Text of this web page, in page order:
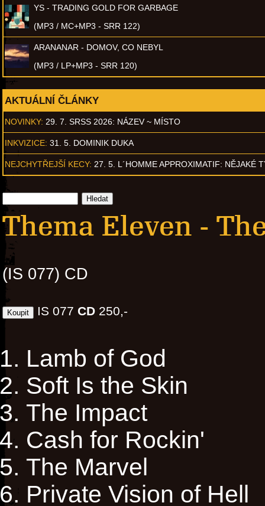
YS - TRADING GOLD FOR GARBAGE
(MP3 / MC+MP3 - SRR 122)
ARANANAR - DOMOV, CO NEBYL
(MP3 / LP+MP3 - SRR 120)
AKTUÁLNÍ ČLÁNKY
NOVINKY: 29. 7. SRSS 2026: NÁZEV ~ MÍSTO
INKVIZICE: 31. 5. DOMINIK DUKA
NEJCHYTŘEJŠÍ KECY: 27. 5. L´HOMME APPROXIMATIF: NĚJAKÉ
Thema Eleven -
(IS 077) CD
IS 077 CD 250,-
Lamb of God
Soft Is the Skin
The Impact
Cash for Rockin'
The Marvel
Private Vision of Hell